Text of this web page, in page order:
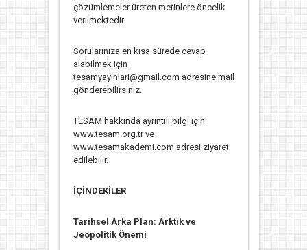
çözümlemeler üreten metinlere öncelik
verilmektedir.
Sorularınıza en kısa sürede cevap
alabilmek için
tesamyayinlari@gmail.com adresine mail
gönderebilirsiniz.
TESAM hakkında ayrıntılı bilgi için
www.tesam.org.tr ve
www.tesamakademi.com adresi ziyaret
edilebilir.
İÇİNDEKİLER
Tarihsel Arka Plan: Arktik ve
Jeopolitik Önemi